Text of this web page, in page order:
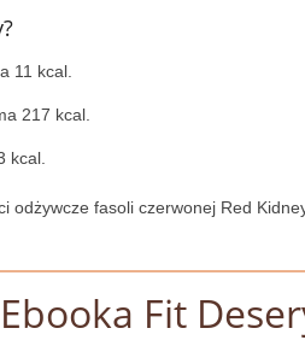
11 kcal.
217 kcal.
kcal.
odżywcze fasoli czerwonej Red
Fit